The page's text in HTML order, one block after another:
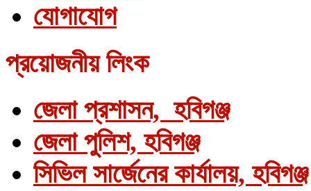
যোগাযোগ
প্রয়োজনীয় লিংক
জেলা প্রশাসন, হবিগঞ্জ
জেলা পুলিশ, হবিগঞ্জ
সিভিল সার্জেনের কার্যালয়, হবিগঞ্জ